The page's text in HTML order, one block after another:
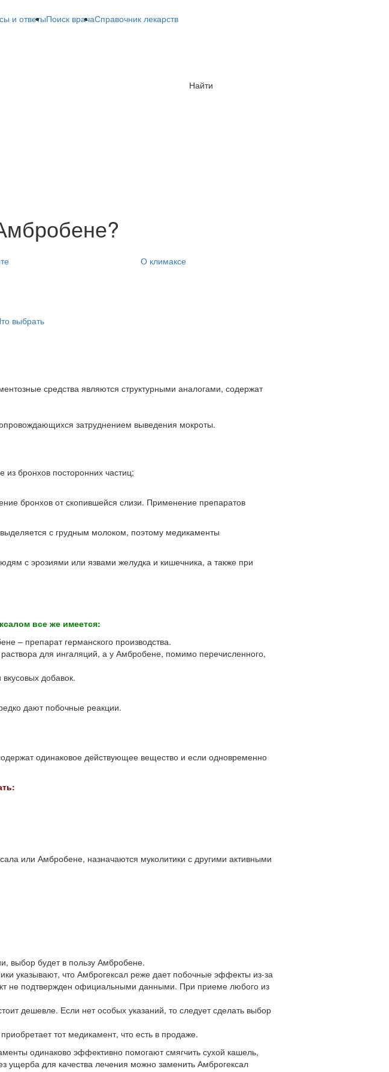
и ответыПоиск врачаСправочник лекарств
Найти
О климаксе
выбрать
средства являются структурными аналогами, содержат
затруднением выведения мокроты.
из бронхов посторонних частиц;
бронхов от скопившейся слизи. Применение препаратов
с грудным молоком, поэтому медикаменты
с эрозиями или язвами желудка и кишечника, а также при
все же имеется:
– препарат германского производства.
для ингаляций, а у Амбробене, помимо перечисленного,
добавок.
дают побочные реакции.
одинаковое действующее вещество и если одновременно
или Амбробене, назначаются муколитики с другими активными
выбор будет в пользу Амбробене.
указывают, что Амброгексал реже дает побочные эффекты из-за
не подтвержден официальными данными. При приеме любого из
дешевле. Если нет особых указаний, то следует сделать выбор
тот медикамент, что есть в продаже.
одинаково эффективно помогают смягчить сухой кашель,
ущерба для качества лечения можно заменить Амброгексал